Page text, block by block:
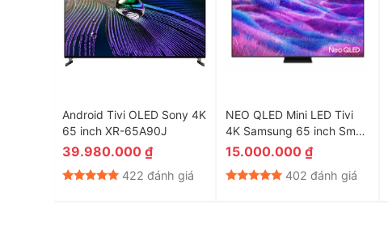
thức nhiều nội dung tuyệt vời hơn.
Android Tivi OLED Sony 4K
65 inch XR-65A90J
39.980.000 ₫
422 đánh giá
NEO QLED Mini LED Tivi
4K Samsung 65 inch Smart
AI TV 65QN80F
15.000.000 ₫
402 đánh giá